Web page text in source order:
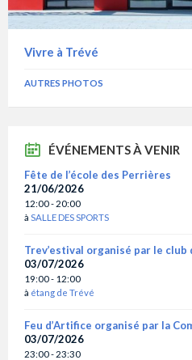
Vivre à Trévé
AUTRES PHOTOS
ÉVÉNEMENTS À VENIR
Fête de l’école des Perrières
21/06/2026
12:00 - 20:00
à SALLE DES SPORTS
Trev’estival organisé par le club
03/07/2026
19:00 - 12:00
à étang de Trévé
Feu d’Artifice organisé par la
03/07/2026
23:00 - 23:30